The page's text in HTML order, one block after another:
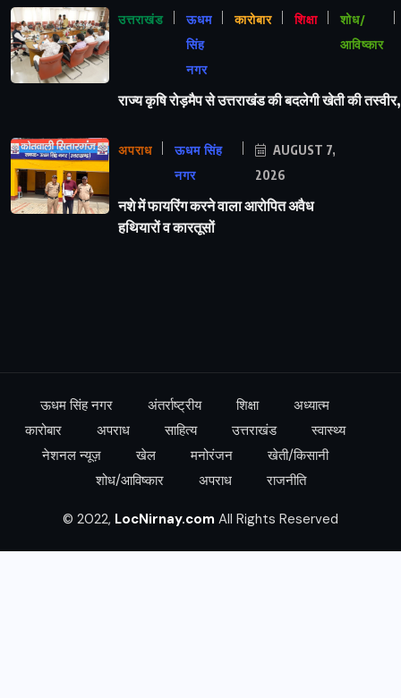
उत्तराखंड
ऊधम
सिंह
नगर
कारोबार शिक्षा
शोध/
आविष्कार
राज्य कृषि रोड़मैप से उत्तराखंड की बदलेगी खेती की तस्वीर,
अपराध
ऊधम सिंह
नगर
AUGUST 7,
2026
नशे में फायरिंग करने वाला आरोपित अवैध
हथियारों व कारतूसों
ऊधम सिंह नगर अंतर्राष्ट्रीय शिक्षा
अध्यात्म
कारोबार
अपराध साहित्य उत्तराखंड
स्वास्थ्य
नेशनल न्यूज़
खेल मनोरंजन
खेती/किसानी
शोध/आविष्कार
अपराध राजनीति
© 2022, LocNirnay.com All Rights Reserved